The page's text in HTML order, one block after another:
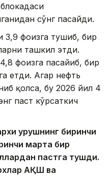
сўнг пасайди.
3,9 фоизга тушиб, бир
ташкил этди.
фоизга пасайиб, бир
етди. Агар нефть
қолса, бу 2026 йил 4
паст кўрсаткич
урушнинг биринчи
марта бир
пастга тушди.
АҚШ ва